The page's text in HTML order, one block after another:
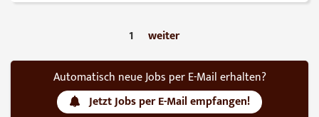
1 weiter
Automatisch neue Jobs per E-Mail erhalten?
Jetzt Jobs per E-Mail empfangen!